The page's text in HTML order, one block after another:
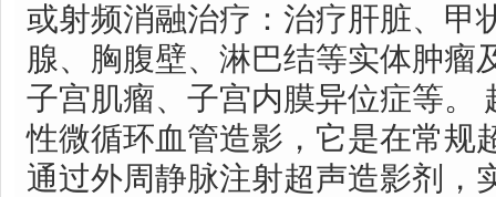
或射频消融治疗：治疗肝脏、甲
腺、胸腹壁、淋巴结等实体肿瘤
子宫肌瘤、子宫内膜异位症等。
性微循环血管造影，它是在常规
通过外周静脉注射超声造影剂，